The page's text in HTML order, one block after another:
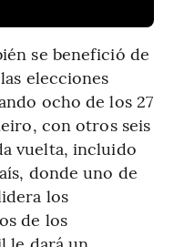
se benefició de
elecciones
ocho de los 27
con otros seis
vuelta, incluido
donde uno de
los
de los